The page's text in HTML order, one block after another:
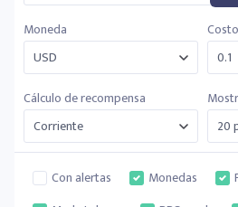
Moneda
Cálculo de recompensa
Con alertas Monedas